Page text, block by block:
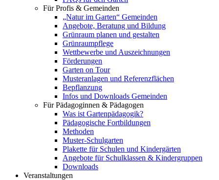
Für Profis & Gemeinden
„Natur im Garten“ Gemeinden
Angebote, Beratung und Bildung
Grünraum planen und gestalten
Grünraumpflege
Wettbewerbe und Auszeichnungen
Förderungen
Garten on Tour
Musteranlagen und Referenzflächen
Bepflanzung
Infos und Downloads Gemeinden
Für Pädagoginnen & Pädagogen
Was ist Gartenpädagogik?
Pädagogische Fortbildungen
Methoden
Muster-Schulgarten
Plakette für Schulen und Kindergärten
Angebote für Schulklassen & Kindergruppen
Downloads
Veranstaltungen